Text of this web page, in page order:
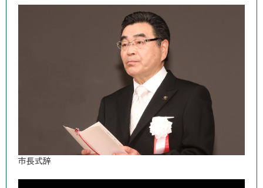
市長式辞